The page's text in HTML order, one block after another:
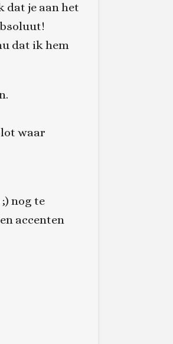
dat je aan het
dat ik hem
waar
nog te
accenten